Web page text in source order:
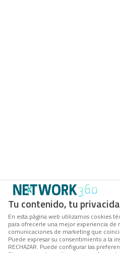
Tu contenido, tu
En esta página web utilizamos cookies
para ofrecerle una mejor experiencia de
comunicaciones de marketing que
Puede expresar su consentimiento a la
RECHAZAR. Puede configurar las